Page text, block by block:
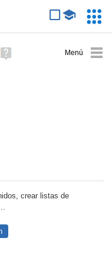
avanzada
Ayuda
(en
crear listas de